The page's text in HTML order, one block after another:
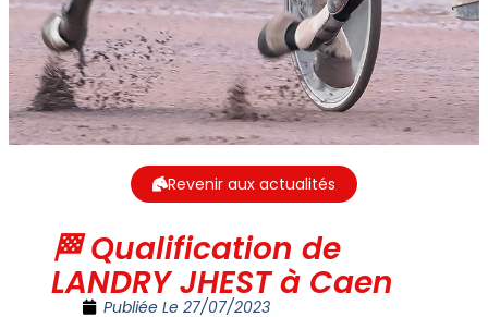
Revenir aux actualités
🏁 Qualification de
LANDRY JHEST à Caen
Publiée Le 27/07/2023